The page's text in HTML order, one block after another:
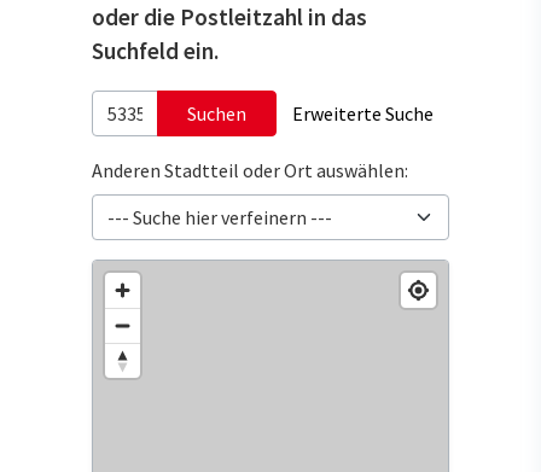
oder die Postleitzahl in das
Suchfeld ein.
Suchen Erweiterte Suche
Anderen Stadtteil oder Ort auswählen: